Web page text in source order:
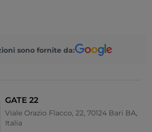
sono fornite da:
GATE 22
Viale Orazio Flacco, 22, 70124 Bari BA,
Italia